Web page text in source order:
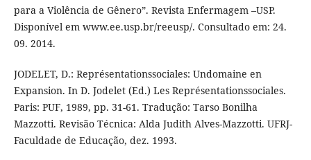
para a Violência de Gênero”. Revista Enfermagem –USP.
Disponível em www.ee.usp.br/reeusp/. Consultado em: 24.
09. 2014.
JODELET, D.: Représentationssociales: Undomaine en
Expansion. In D. Jodelet (Ed.) Les Représentationssociales.
Paris: PUF, 1989, pp. 31-61. Tradução: Tarso Bonilha
Mazzotti. Revisão Técnica: Alda Judith Alves-Mazzotti. UFRJ-
Faculdade de Educação, dez. 1993.